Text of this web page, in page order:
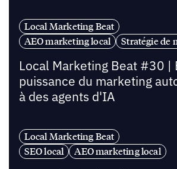
Local Marketing Beat
AEO marketing local
Stratégie de
Local Marketing Beat #30 |
puissance du marketing
à des agents d'IA
Local Marketing Beat
SEO local
AEO marketing local